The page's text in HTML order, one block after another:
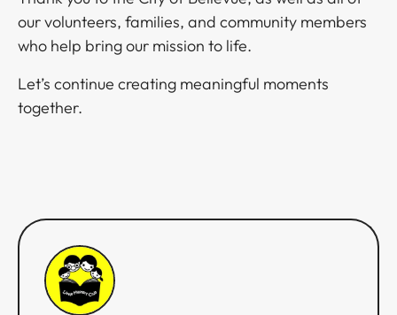
our volunteers, families, and community members
who help bring our mission to life.​​​​‌ ‍ ​‍​‍‌‍ ‌ ​‍‌‍‍‌‌‍‌ ‌‍‍‌‌‍ ‍​‍​‍​ ‍‍​‍​‍‌ ​ ‌‍​‌‌‍ ‍‌‍‍‌‌ ‌​‌ ‍‌​‍ ‍‌‍‍‌‌‍ ​‍​‍​‍ ​​‍​‍‌‍‍​‌ ​‍‌‍‌‌‌‍‌‍​‍​‍​ ‍‍​‍​‍‌‍‍​‌ ‌​‌ ‌​‌ ​​​ ‍‍​‍ ​‍ ‌‍ ​‌‍ ‌‍​ ‌‍​‌‌‍ ​‌‍‍​‌‍ ‌ ​ ‌ ‌​​ ‍‍​ ​ ​ ​ ​ ​ ​ ​ ​‍ ‌‍‍‌‌‍ ‍‌ ‌​‌‍‌‌‌‍ ‍‌ ‌​​‍ ‌‍‌‌‌‍‌​‌‍‍‌‌ ‌​​‍ ‌‍ ‌‌‍ ‌‍‌​‌‍‌‌​ ‌‌ ​​‌ ​‍‌‍‌‌‌ ​ ‌‍‌‌‌‍ ‍‌ ‌​‌‍​‌‌ ‌​‌‍‍‌‌‍ ‌‍ ‍​ ‍ ‌‍‍‌‌‍‌​​ ‌​ ​​​ ​​‌‍‌​‌‍‌‌‌‍‌​‌‍​‌‌‍‌‍‌‍​‌​‍ ‌​ ‌​‌‍​‍​ ‌‍​ ​ ​‍ ‌​ ‌​‌‍​ ​ ‌‌‌‍‌​​‍ ‌​ ‍​​ ‌‌​ ‌‍​ ​‌​‍ ‌‌‍​‍​ ‌ ‌‍‌​‌‍​ ‌‍‌‌​ ​ ​ ‌‌​ ‌ ​ ‌‌‌‍​‌‌‍​‍‌‍‌​​ ‍ ‌ ‌​‌ ‍‌‌ ​​‌‍‌‌​ ‌‌‍ ‍‌‍‌‌‌ ‌ ‌ ​ ‌‍ ​‌‍‌‌‌ ‌​‌ ‌​‌‍‌‌‌ ​‍​ ‍ ‌ ​​‌‍​‌‌ ‌​‌‍‍​​ ‌‌‍​‍‌‍ ‌‍‌​‌ ‍‌​‍‌‌​ ‌‌‌​​‍‌‌ ‌‍‍ ‌‍‌‌‌ ‍‌​‍‌‌​ ​ ‌​‌​​‍‌‌​ ​ ‌​‌​​‍‌‌​ ​‍​ ​‍‌‍‌​​ ‍‌‌‍‌​‌‍‌​​ ‌‍​ ‍‌​ ‌‌​ ‌​‌‍​ ‌‍‌​‌‍‌​​ ‌ ​‍‌‌​ ​‍​ ​‍​‍‌‌​ ‌‌‌​‌​​‍ ‍‌‍​ ‌‍‍​‌‍‍‌‌‍ ​‌‍‌​‌ ​‍‌‍‌‌‌‍ ‍​‍‌‌​ ‌‌‌​​‍‌‌ ‌‍‍ ‌‍‌‌‌ ‍‌​‍‌‌​ ​ ‌​‌​​‍‌‌​ ​ ‌​‌​​‍‌‌​ ​‍​ ​‍​ ‌​​ ‍‌‌‍​‍​ ​ ‌‍‌‍‌‍‌​‌‍‌‍​ ​ ‌‍‌​​ ​ ‌‍‌​‌‍‌​​‍‌‌​ ​‍​ ​‍​‍‌‌​ ‌‌‌​‌​​‍ ‍‌ ‌​‌‍‌‌‌ ‍​‌ ‌​​ ‌‍​‍‌‍​‌‌ ​ ‌‍‌‌‌‌‌‌‌ ​‍‌‍ ​​ ‌‌‍‍​‌ ‌​‌ ‌​‌ ​​​‍‌‌​ ​ ‌​​‌​‍‌‌​ ​‍‌​‌‍​‍‌‌​ ​‍‌​‌‍‌‍ ​‌‍ ‌‍​ ‌‍​‌‌‍ ​‌‍‍​‌‍ ‌ ​ ‌ ‌​​‍‌‌​ ​ ‌​​‌​ ​ ​ ​ ​ ​ ​ ​ ​‍‌‍‌‍‍‌‌‍‌​​ ‌​ ​​​ ​​‌‍‌​‌‍‌‌‌‍‌​‌‍​‌‌‍‌‍‌‍​‌​‍ ‌​ ‌​‌‍​‍​ ‌‍​ ​ ​‍ ‌​ ‌​‌‍​ ​ ‌‌‌‍‌​​‍ ‌​ ‍​​ ‌‌​ ‌‍​ ​‌​‍ ‌‌‍​‍​ ‌ ‌‍‌​‌‍​ ‌‍‌‌​ ​ ​ ‌‌​ ‌ ​ ‌‌‌‍​‌‌‍​‍‌‍‌​​‍‌‍‌ ‌​‌ ‍‌‌ ​​‌‍‌‌​ ‌‌‍ ‍‌‍‌‌‌ ‌ ‌ ​ ‌‍ ​‌‍‌‌‌ ‌​‌ ‌​‌‍‌‌‌ ​‍​‍‌‍‌ ​​‌‍​‌‌ ‌​‌‍‍​​ ‌‌‍​‍‌‍ ‌‍‌​‌ ‍‌​‍‌‌​ ‌‌‌​​‍‌‌ ‌‍‍ ‌‍‌‌‌ ‍‌​‍‌‌​ ​ ‌​‌​​‍‌‌​ ​ ‌​‌​​‍‌‌​ ​‍​ ​‍‌‍‌​​ ‍‌‌‍‌​‌‍‌​​ ‌‍​ ‍‌​ ‌‌​ ‌​‌‍​ ‌‍‌​‌‍‌​​ ‌ ​‍‌‌​ ​‍​ ​‍​‍‌‌​ ‌‌‌​‌​​‍ ‍‌‍​ ‌‍‍​‌‍‍‌‌‍ ​‌‍‌​‌ ​‍‌‍‌‌‌‍ ‍​‍‌‌​ ‌‌‌​​‍‌‌ ‌‍‍ ‌‍‌‌‌ ‍‌​‍‌‌​ ​ ‌​‌​​‍‌‌​ ​ ‌​‌​​‍‌‌​ ​‍​ ​‍​ ‌​​ ‍‌‌‍​‍​ ​ ‌‍‌‍‌‍‌​‌‍‌‍​ ​ ‌‍‌​​ ​ ‌‍‌​‌‍‌​​‍‌‌​ ​‍​ ​‍​‍‌‌​ ‌‌‌​‌​​‍ ‍‌ ‌​‌‍‌‌‌ ‍​‌ ‌​​‍​‍‌ ‌
Let’s continue creating meaningful moments
together.​​​​‌ ‍ ​‍​‍‌‍ ‌ ​‍‌‍‍‌‌‍‌ ‌‍‍‌‌‍ ‍​‍​‍​ ‍‍​‍​‍‌ ​ ‌‍​‌‌‍ ‍‌‍‍‌‌ ‌​‌ ‍‌​‍ ‍‌‍‍‌‌‍ ​‍​‍​‍ ​​‍​‍‌‍‍​‌ ​‍‌‍‌‌‌‍‌‍​‍​‍​ ‍‍​‍​‍‌‍‍​‌ ‌​‌ ‌​‌ ​​​ ‍‍​‍ ​‍ ‌‍ ​‌‍ ‌‍​ ‌‍​‌‌‍ ​‌‍‍​‌‍ ‌ ​ ‌ ‌​​ ‍‍​ ​ ​ ​ ​ ​ ​ ​ ​‍ ‌‍‍‌‌‍ ‍‌ ‌​‌‍‌‌‌‍ ‍‌ ‌​​‍ ‌‍‌‌‌‍‌​‌‍‍‌‌ ‌​​‍ ‌‍ ‌‌‍ ‌‍‌​‌‍‌‌​ ‌‌ ​​‌ ​‍‌‍‌‌‌ ​ ‌‍‌‌‌‍ ‍‌ ‌​‌‍​‌‌ ‌​‌‍‍‌‌‍ ‌‍ ‍​ ‍ ‌‍‍‌‌‍‌​​ ‌​ ​​​ ​​‌‍‌​‌‍‌‌‌‍‌​‌‍​‌‌‍‌‍‌‍​‌​‍ ‌​ ‌​‌‍​‍​ ‌‍​ ​ ​‍ ‌​ ‌​‌‍​ ​ ‌‌‌‍‌​​‍ ‌​ ‍​​ ‌‌​ ‌‍​ ​‌​‍ ‌‌‍​‍​ ‌ ‌‍‌​‌‍​ ‌‍‌‌​ ​ ​ ‌‌​ ‌ ​ ‌‌‌‍​‌‌‍​‍‌‍‌​​ ‍ ‌ ‌​‌ ‍‌‌ ​​‌‍‌‌​ ‌‌‍ ‍‌‍‌‌‌ ‌ ‌ ​ ‌‍ ​‌‍‌‌‌ ‌​‌ ‌​‌‍‌‌‌ ​‍​ ‍ ‌ ​​‌‍​‌‌ ‌​‌‍‍​​ ‌‌‍​‍‌‍ ‌‍‌​‌ ‍‌​‍‌‌​ ‌‌‌​​‍‌‌ ‌‍‍ ‌‍‌‌‌ ‍‌​‍‌‌​ ​ ‌​‌​​‍‌‌​ ​ ‌​‌​​‍‌‌​ ​‍​ ​‍​ ‌‌​ ‍​​ ‍‌‌‍​‍​ ‌​‌‍​‌‌‍​‍​ ​‍‌‍​‌‌‍​ ​ ‌​​ ​​​‍‌‌​ ​‍​ ​‍​‍‌‌​ ‌‌‌​‌​​‍ ‍‌‍​ ‌‍‍​‌‍‍‌‌‍ ​‌‍‌​‌ ​‍‌‍‌‌‌‍ ‍​‍‌‌​ ‌‌‌​​‍‌‌ ‌‍‍ ‌‍‌‌‌ ‍‌​‍‌‌​ ​ ‌​‌​​‍‌‌​ ​ ‌​‌​​‍‌‌​ ​‍​ ​‍​ ‌​​ ‌‍​ ‌‌​ ‍​​ ‌‌‌‍‌‍​ ​‌​ ‍‌​ ‍‌‌‍‌​‌‍‌​‌‍​‌​‍‌‌​ ​‍​ ​‍​‍‌‌​ ‌‌‌​‌​​‍ ‍‌ ‌​‌‍‌‌‌ ‍​‌ ‌​​ ‌‍​‍‌‍​‌‌ ​ ‌‍‌‌‌‌‌‌‌ ​‍‌‍ ​​ ‌‌‍‍​‌ ‌​‌ ‌​‌ ​​​‍‌‌​ ​ ‌​​‌​‍‌‌​ ​‍‌​‌‍​‍‌‌​ ​‍‌​‌‍‌‍ ​‌‍ ‌‍​ ‌‍​‌‌‍ ​‌‍‍​‌‍ ‌ ​ ‌ ‌​​‍‌‌​ ​ ‌​​‌​ ​ ​ ​ ​ ​ ​ ​ ​‍‌‍‌‍‍‌‌‍‌​​ ‌​ ​​​ ​​‌‍‌​‌‍‌‌‌‍‌​‌‍​‌‌‍‌‍‌‍​‌​‍ ‌​ ‌​‌‍​‍​ ‌‍​ ​ ​‍ ‌​ ‌​‌‍​ ​ ‌‌‌‍‌​​‍ ‌​ ‍​​ ‌‌​ ‌‍​ ​‌​‍ ‌‌‍​‍​ ‌ ‌‍‌​‌‍​ ‌‍‌‌​ ​ ​ ‌‌​ ‌ ​ ‌‌‌‍​‌‌‍​‍‌‍‌​​‍‌‍‌ ‌​‌ ‍‌‌ ​​‌‍‌‌​ ‌‌‍ ‍‌‍‌‌‌ ‌ ‌ ​ ‌‍ ​‌‍‌‌‌ ‌​‌ ‌​‌‍‌‌‌ ​‍​‍‌‍‌ ​​‌‍​‌‌ ‌​‌‍‍​​ ‌‌‍​‍‌‍ ‌‍‌​‌ ‍‌​‍‌‌​ ‌‌‌​​‍‌‌ ‌‍‍ ‌‍‌‌‌ ‍‌​‍‌‌​ ​ ‌​‌​​‍‌‌​ ​ ‌​‌​​‍‌‌​ ​‍​ ​‍​ ‌‌​ ‍​​ ‍‌‌‍​‍​ ‌​‌‍​‌‌‍​‍​ ​‍‌‍​‌‌‍​ ​ ‌​​ ​​​‍‌‌​ ​‍​ ​‍​‍‌‌​ ‌‌‌​‌​​‍ ‍‌‍​ ‌‍‍​‌‍‍‌‌‍ ​‌‍‌​‌ ​‍‌‍‌‌‌‍ ‍​‍‌‌​ ‌‌‌​​‍‌‌ ‌‍‍ ‌‍‌‌‌ ‍‌​‍‌‌​ ​ ‌​‌​​‍‌‌​ ​ ‌​‌​​‍‌‌​ ​‍​ ​‍​ ‌​​ ‌‍​ ‌‌​ ‍​​ ‌‌‌‍‌‍​ ​‌​ ‍‌​ ‍‌‌‍‌​‌‍‌​‌‍​‌​‍‌‌​ ​‍​ ​‍​‍‌‌​ ‌‌‌​‌​​‍ ‍‌ ‌​‌‍‌‌‌ ‍​‌ ‌​​‍​‍‌ ‌